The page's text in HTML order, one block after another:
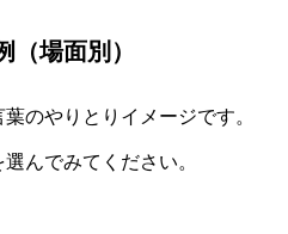
場面別）
のやりとりイメージです。
んでみてください。